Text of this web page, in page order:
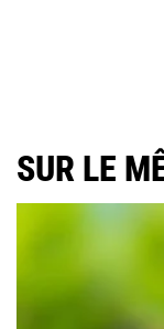
SUR LE